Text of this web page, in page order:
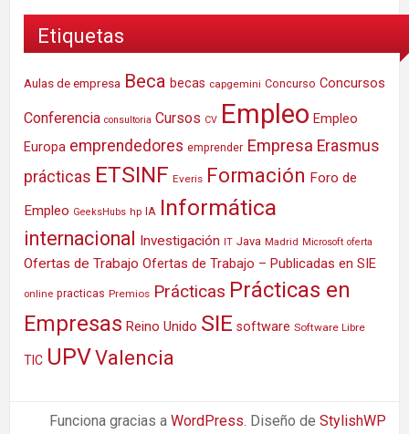
Etiquetas
Aulas de empresa Beca becas capgemini Concurso Concursos
Conferencia consultoria Cursos CV Empleo Empleo
Europa emprendedores emprender Empresa Erasmus
prácticas ETSINF Everis Formación Foro de
Empleo GeeksHubs hp IA Informática
internacional Investigación IT Java Madrid Microsoft oferta
Ofertas de Trabajo Ofertas de Trabajo – Publicadas en SIE
online practicas Premios Prácticas Prácticas en
Empresas Reino Unido SIE software Software Libre
TIC UPVValencia
Funciona gracias a WordPress. Diseño de StylishWP